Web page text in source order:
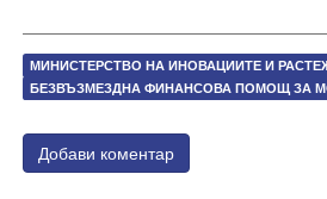
МИНИСТЕРСТВО НА ИНОВАЦИИТЕ И
БЕЗВЪЗМЕЗДНА ФИНАНСОВА ПОМОЩ ЗА
Добави коментар